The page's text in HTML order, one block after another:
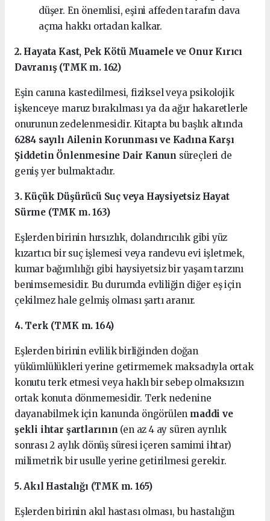
düşer. En önemlisi, eşini affeden tarafın dava
açma hakkı ortadan kalkar.
2. Hayata Kast, Pek Kötü Muamele ve Onur Kırıcı
Davranış (TMK m. 162)
Eşin canına kastedilmesi, fiziksel veya psikolojik
işkenceye maruz bırakılması ya da ağır hakaretlerle
onurunun zedelenmesidir. Kitapta bu başlık altında
6284 sayılı Ailenin Korunması ve Kadına Karşı
Şiddetin Önlenmesine Dair Kanun süreçleri de
geniş yer bulmaktadır.
3. Küçük Düşürücü Suç veya Haysiyetsiz Hayat
Sürme (TMK m. 163)
Eşlerden birinin hırsızlık, dolandırıcılık gibi yüz
kızartıcı bir suç işlemesi veya randevu evi işletmek,
kumar bağımlılığı gibi haysiyetsiz bir yaşam tarzını
benimsemesidir. Bu durumda evliliğin diğer eş için
çekilmez hale gelmiş olması şartı aranır.
4. Terk (TMK m. 164)
Eşlerden birinin evlilik birliğinden doğan
yükümlülükleri yerine getirmemek maksadıyla ortak
konutu terk etmesi veya haklı bir sebep olmaksızın
ortak konuta dönmemesidir. Terk nedenine
dayanabilmek için kanunda öngörülen maddi ve
şekli ihtar şartlarının (en az 4 ay süren ayrılık
sonrası 2 aylık dönüş süresi içeren samimi ihtar)
milimetrik bir usulle yerine getirilmesi gerekir.
5. Akıl Hastalığı (TMK m. 165)
Eşlerden birinin akıl hastası olması, bu hastalığın